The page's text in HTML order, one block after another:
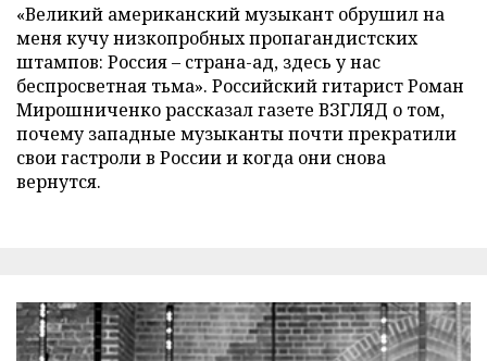
«Великий американский музыкант обрушил на
меня кучу низкопробных пропагандистских
штампов: Россия – страна-ад, здесь у нас
беспросветная тьма». Российский гитарист Роман
Мирошниченко рассказал газете ВЗГЛЯД о том,
почему западные музыканты почти прекратили
свои гастроли в России и когда они снова
вернутся.